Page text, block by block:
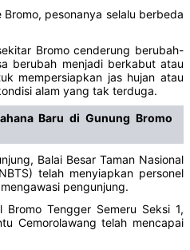
pesonanya selalu berbeda
Bromo cenderung berubah-
berubah menjadi berkabut atau
mempersiapkan jas hujan atau
alam yang tak terduga.
Baru di Gunung Bromo
Balai Besar Taman Nasional
telah menyiapkan personel
pengunjung.
Bromo Tengger Semeru Seksi 1,
Cemorolawang telah mencapai